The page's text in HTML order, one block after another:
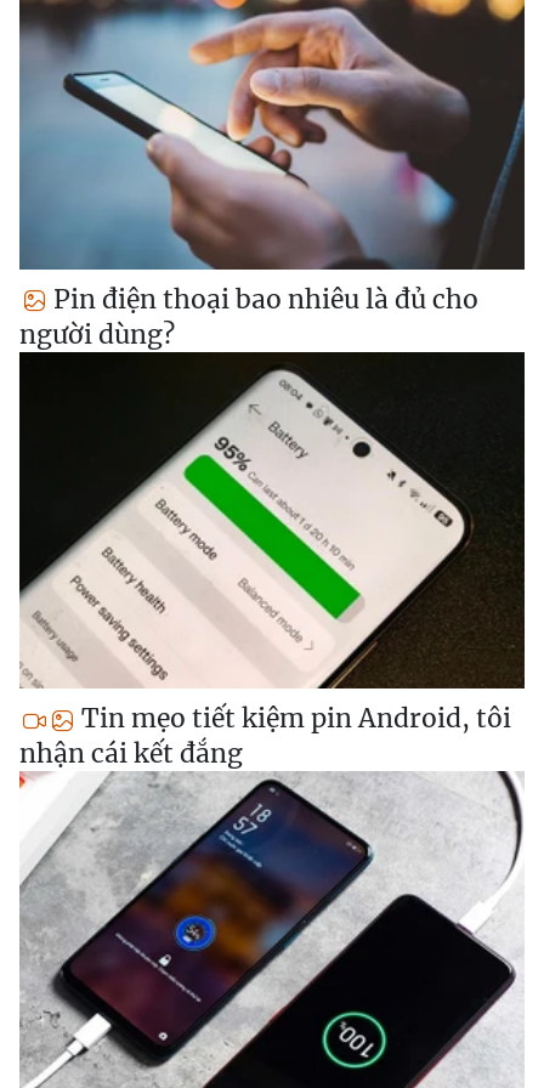
Pin điện thoại bao nhiêu là đủ cho
người dùng?
Tin mẹo tiết kiệm pin Android, tôi
nhận cái kết đắng